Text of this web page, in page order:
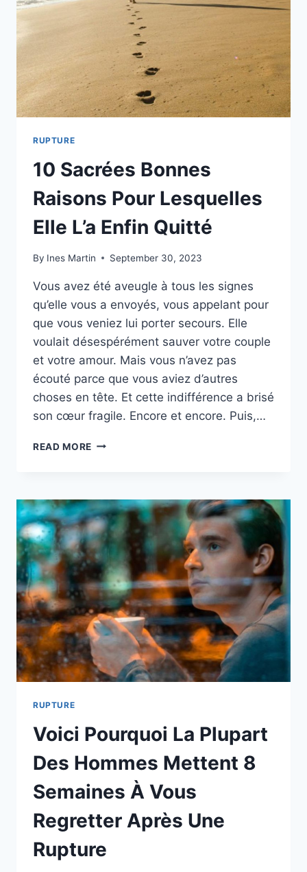
REVENIR
RUPTURE
10 Sacrées Bonnes
Raisons Pour Lesquelles
Elle L’a Enfin Quitté
By Ines Martin September 30, 2023
Vous avez été aveugle à tous les signes
qu’elle vous a envoyés, vous appelant pour
que vous veniez lui porter secours. Elle
voulait désespérément sauver votre couple
et votre amour. Mais vous n’avez pas
écouté parce que vous aviez d’autres
choses en tête. Et cette indifférence a brisé
son cœur fragile. Encore et encore. Puis,…
READ MORE 10
POUR
LESQUELLES
ELLE
L’A
ENFIN
QUITTÉ
RUPTURE
Voici Pourquoi La Plupart
Des Hommes Mettent 8
Semaines À Vous
Regretter Après Une
Rupture